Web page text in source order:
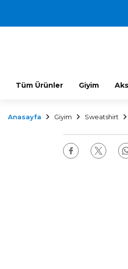
Tüm Ürünler Giyim
Anasayfa Giyim Sweatshirt